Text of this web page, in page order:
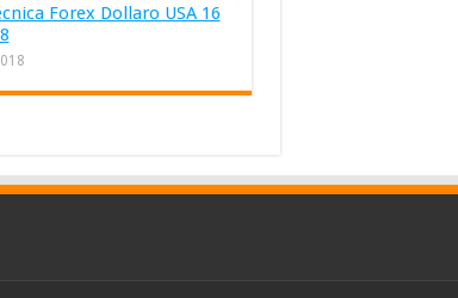
Forex Dollaro USA 16